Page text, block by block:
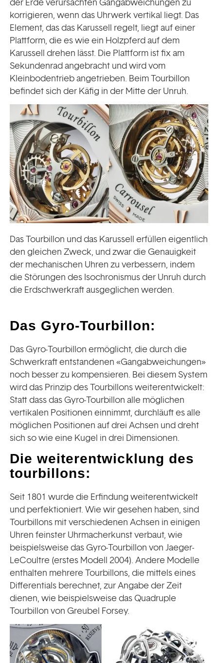
korrigieren, wenn das Uhrwerk vertikal liegt. Das
Element, das das Karussell regelt, liegt auf einer
Plattform, die es wie ein Holzpferd auf dem
Karussell drehen lässt. Die Plattform ist fix am
Sekundenrad angebracht und wird vom
Kleinbodentrieb angetrieben. Beim Tourbillon
befindet sich der Käfig in der Mitte der Unruh.
Das Tourbillon und das Karussell erfüllen eigentlich
den gleichen Zweck, und zwar die Genauigkeit
der mechanischen Uhren zu verbessern, indem
die Störungen des Isochronismus der Unruh durch
die Erdschwerkraft ausgeglichen werden.
Das Gyro-Tourbillon:
Das Gyro-Tourbillon ermöglicht, die durch die
Schwerkraft entstandenen «Gangabweichungen»
noch besser zu kompensieren. Bei diesem System
wird das Prinzip des Tourbillons weiterentwickelt:
Statt dass das Gyro-Tourbillon alle möglichen
vertikalen Positionen einnimmt, durchläuft es alle
möglichen Positionen auf drei Achsen und dreht
sich so wie eine Kugel in drei Dimensionen.
Die weiterentwicklung des
tourbillons:
Seit 1801 wurde die Erfindung weiterentwickelt
und perfektioniert. Wie wir gesehen haben, sind
Tourbillons mit verschiedenen Achsen in einigen
Uhren feinster Uhrmacherkunst verbaut, wie
beispielsweise das Gyro-Tourbillon von Jaeger-
LeCoultre (erstes Modell 2004). Andere Modelle
enthalten mehrere Tourbillons, die mittels eines
Differentials berechnet, zur Angabe der Zeit
dienen, wie beispielsweise das Quadruple
Tourbillon von Greubel Forsey.